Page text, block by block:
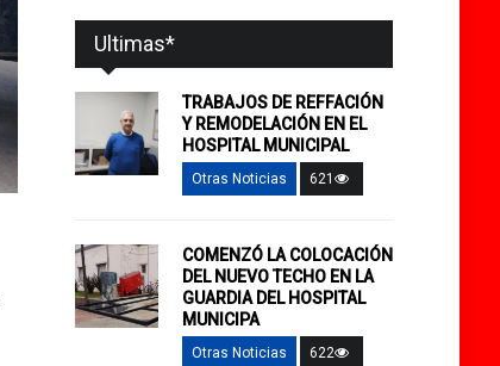
Ultimas*
TRABAJOS DE REFFACIÓN
Y REMODELACIÓN EN EL
HOSPITAL MUNICIPAL
Otras Noticias 621
COMENZÓ LA COLOCACIÓN
DEL NUEVO TECHO EN LA
GUARDIA DEL HOSPITAL
MUNICIPA
Otras Noticias 622